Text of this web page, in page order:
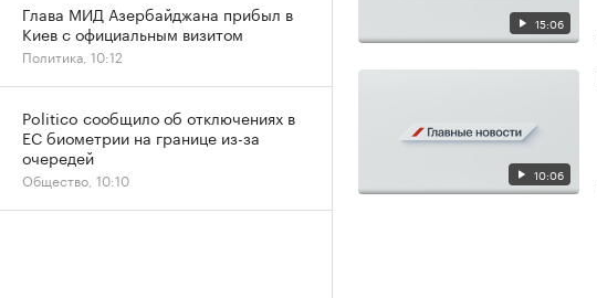
15:06
10:06
Глава МИД Азербайджана прибыл в
Киев с официальным визитом
Политика, 10:12
Politico сообщило об отключениях в
ЕС биометрии на границе из-за
очередей
Общество, 10:10